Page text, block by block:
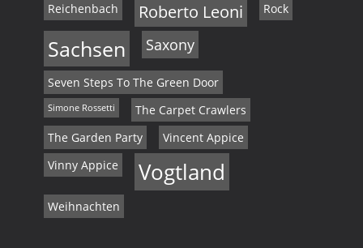
Reichenbach Roberto Leoni Rock
Sachsen Saxony
Seven Steps To The Green Door
Simone Rossetti
The Carpet Crawlers
The Garden Party
Vincent Appice
Vinny Appice
Vogtland
Weihnachten